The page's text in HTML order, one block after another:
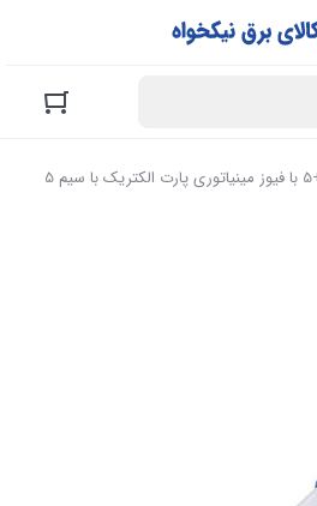
/ چند راهی 1+5 با فیوز مینیاتوری پارت الکتریک با سیم 5